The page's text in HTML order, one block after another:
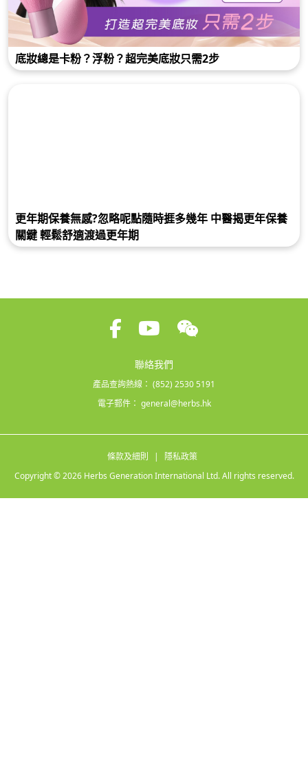
底妝總是卡粉？浮粉？超完美底妝只需2步
更年期保養無感?忽略呢點隨時捱多幾年 中醫揭更年保養
關鍵 輕鬆舒適渡過更年期
聯絡我們
產品查詢熱線： (852) 2530 5191
電子郵件： general@herbs.hk
條款及細則 |
隱私政策
Copyright © 2026 Herbs Generation International Ltd. All rights reserved.